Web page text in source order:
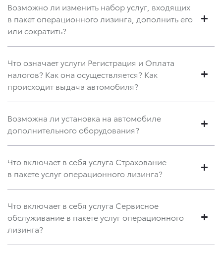
Возможно ли изменить набор услуг, входящих
в пакет операционного лизинга, дополнить его
или сократить?
Что означает услуги Регистрация и Оплата
налогов? Как она осуществляется? Как
происходит выдача автомобиля?
Возможна ли установка на автомобиле
дополнительного оборудования?
Что включает в себя услуга Страхование
в пакете услуг операционного лизинга?
Что включает в себя услуга Сервисное
обслуживание в пакете услуг операционного
лизинга?